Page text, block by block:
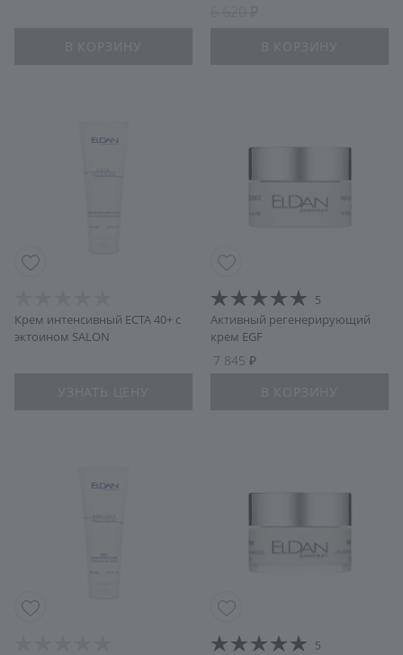
Крем интенсивный ECTA 40+ с
эктоином SALON
5
Активный регенерирующий
крем EGF
7 845
5